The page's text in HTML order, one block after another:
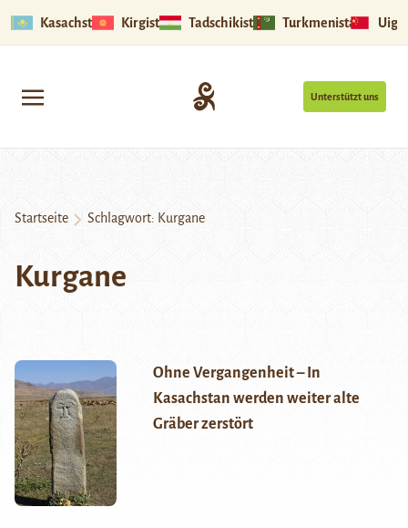
Kasachstan Kirgistan Tadschikistan Turkmenistan
Unterstützt uns
Startseite Schlagwort: Kurgane
Kurgane
Ohne Vergangenheit – In
Kasachstan werden weiter alte
Gräber zerstört